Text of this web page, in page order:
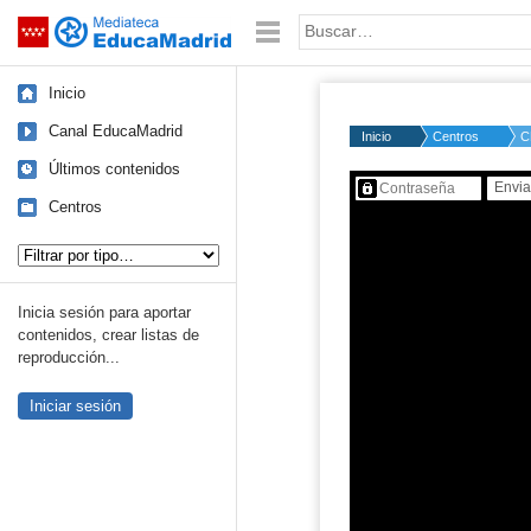
Saltar navegación Palabra o frase:
Inicio
Canal EducaMadrid
Últimos contenidos
Centros
Inicia sesión para aportar
contenidos, crear listas de
reproducción...
Iniciar sesión
Inicio Centros
Contenido protegido…